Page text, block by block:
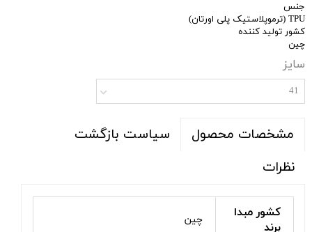
جنس
TPU (ترموپلاستیک پلی اورتان)
کشور تولید کننده
چین
سایز
41
مشخصات محصول
سیاست بازگشت
نظرات
کشور مبدا
برند
چین